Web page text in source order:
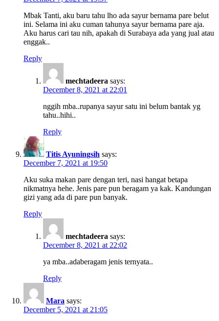
Mbak Tanti, aku baru tahu lho ada sayur bernama pare belut
ini. Selama ini aku cuman tahunya sayur bernama pare aja.
Aku harus cari tau nih, apakah di Surabaya ada yang jual atau
enggak..
Reply
mechtadeera says:
December 8, 2021 at 22:01
nggih mba..rupanya sayur satu ini belum bantak yg
tahu..hihi..
Reply
Titis Ayuningsih says:
December 7, 2021 at 19:50
Aku suka makan pare dengan teri, nasi hangat betapa
nikmatnya hehe. Jenis pare pun beragam ya kak. Kandungan
gizi yang ada di pare pun banyak.
Reply
mechtadeera says:
December 8, 2021 at 22:02
ya mba..adaberagam jenis ternyata..
Reply
Mara says:
December 5, 2021 at 21:05